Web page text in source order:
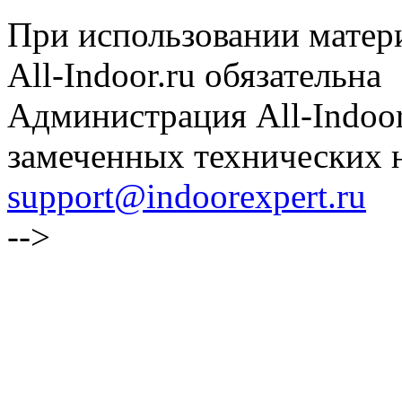
При использовании
All-Indoor.ru обязательна
Администрация All-
замеченных технических
support@indoorexpert.ru
-->